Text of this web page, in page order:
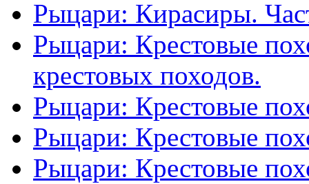
Рыцари: Кирасиры.
Рыцари: Крестовые
крестовых походов.
Рыцари: Крестовые
Рыцари: Крестовые
Рыцари: Крестовые